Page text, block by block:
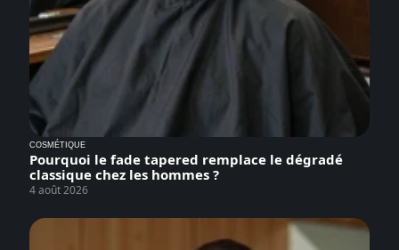
COSMÉTIQUE
Pourquoi le fade tapered remplace le dégradé
classique chez les hommes ?
4 août 2026